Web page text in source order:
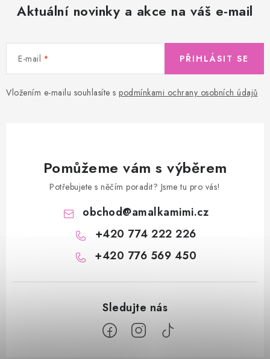
Aktuální novinky a akce na váš e-mail
E-mail
Vložením e-mailu souhlasíte s podmínkami ochrany osobních údajů
PŘIHLÁSIT SE
Pomůžeme vám s výběrem
Potřebujete s něčím poradit? Jsme tu pro vás!
obchod@amalkamimi.cz
+420 774 222 226
+420 776 569 450